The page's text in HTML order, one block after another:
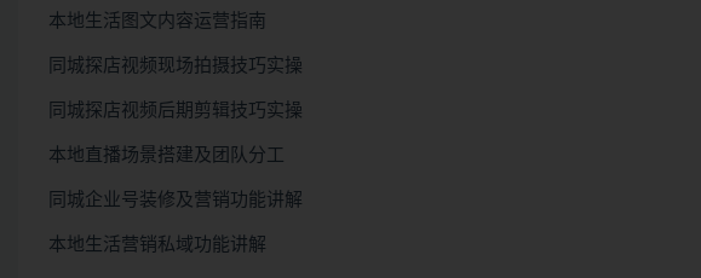
本地生活图文内容运营指南
同城探店视频现场拍摄技巧实操
同城探店视频后期剪辑技巧实操
本地直播场景搭建及团队分工
同城企业号装修及营销功能讲解
本地生活营销私域功能讲解